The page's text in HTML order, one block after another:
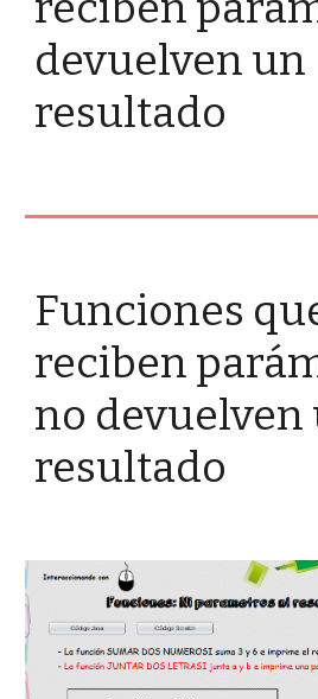
devuelven un
resultado
Funciones
reciben
no devuelven
resultado